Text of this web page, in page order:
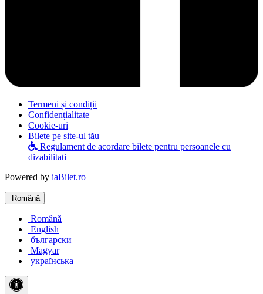
Termeni și condiții
Confidențialitate
Cookie-uri
Bilete pe site-ul tău
Regulament de acordare bilete pentru persoanele cu
dizabilitati
Powered by iaBilet.ro
Română
Română
English
български
Magyar
українська